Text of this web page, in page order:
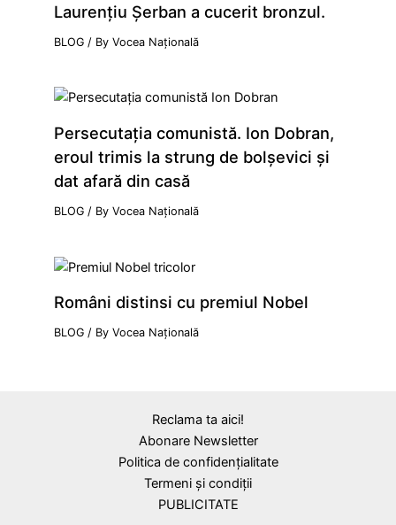
Laurenţiu Şerban a cucerit bronzul.
BLOG / ByVocea Națională
Persecutaţia comunistă. Ion Dobran,
eroul trimis la strung de bolşevici şi
dat afară din casă
BLOG / ByVocea Națională
Români distinsi cu premiul Nobel
BLOG / ByVocea Națională
Reclama ta aici!
Abonare Newsletter
Politica de confidențialitate
Termeni și condiții
PUBLICITATE